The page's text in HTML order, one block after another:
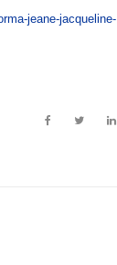
jeane-jacqueline-